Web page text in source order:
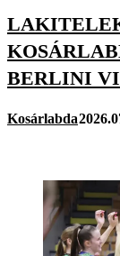
BERLINI
Kosárlabda